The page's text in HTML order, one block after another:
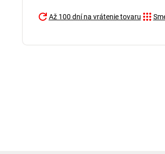
Až 100 dní na vrátenie tovaru